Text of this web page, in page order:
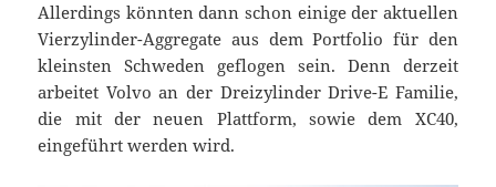
Allerdings könnten dann schon einige der aktuellen
Vierzylinder-Aggregate aus dem Portfolio für den
kleinsten Schweden geflogen sein. Denn derzeit
arbeitet Volvo an der Dreizylinder Drive-E Familie,
die mit der neuen Plattform, sowie dem XC40,
eingeführt werden wird.